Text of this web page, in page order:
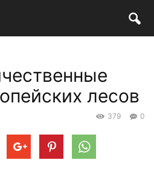
лесов
0
379